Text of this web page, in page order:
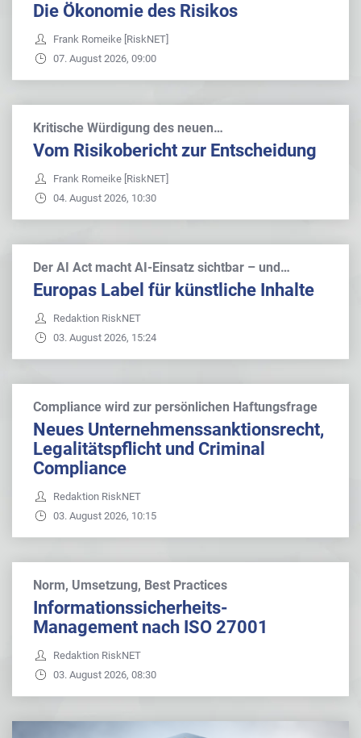
Die Ökonomie des Risikos
Frank Romeike [RiskNET]
07. August 2026, 09:00
Kritische Würdigung des neuen…
Vom Risikobericht zur Entscheidung
Frank Romeike [RiskNET]
04. August 2026, 10:30
Der AI Act macht AI-Einsatz sichtbar – und…
Europas Label für künstliche Inhalte
Redaktion RiskNET
03. August 2026, 15:24
Compliance wird zur persönlichen Haftungsfrage
Neues Unternehmenssanktionsrecht,
Legalitätspflicht und Criminal
Compliance
Redaktion RiskNET
03. August 2026, 10:15
Norm, Umsetzung, Best Practices
Informationssicherheits-
Management nach ISO 27001
Redaktion RiskNET
03. August 2026, 08:30